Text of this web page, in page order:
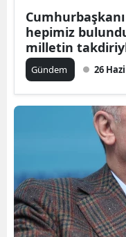
hepimiz
milletin
Gündem 26